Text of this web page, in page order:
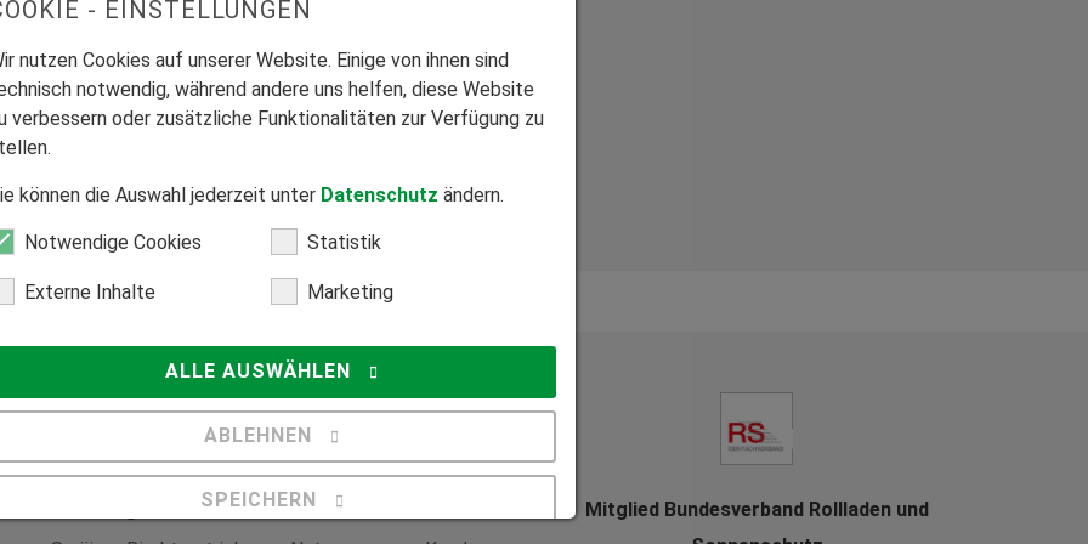
Sichtschutz passt zu
Mitglied Bundesverband Direktvertrieb
Mitglied Bundesverband Rollladen und
- EINSTELLUNGEN
nutzen Cookies auf unserer Website. Einige von ihnen sind
notwendig, während andere uns helfen, diese Website
verbessern oder zusätzliche Funktionalitäten zur Verfügung zu
können die Auswahl jederzeit unter Datenschutz ändern.
Notwendige Cookies Statistik
Externe Inhalte Marketing
ALLE AUSWÄHLEN
ABLEHNEN
SPEICHERN